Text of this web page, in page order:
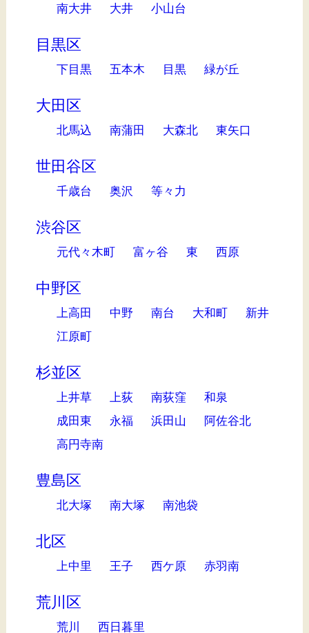
南大井 大井 小山台
目黒区
下目黒 五本木 目黒 緑が丘
大田区
北馬込 南蒲田 大森北 東矢口
世田谷区
千歳台 奥沢 等々力
渋谷区
元代々木町 富ヶ谷 東 西原
中野区
上高田 中野 南台 大和町
新井
江原町
杉並区
上井草 上荻 南荻窪
和泉
成田東
永福 浜田山
阿佐谷北
高円寺南
豊島区
北大塚 南大塚 南池袋
北区
上中里 王子 西ケ原 赤羽南
荒川区
荒川 西日暮里